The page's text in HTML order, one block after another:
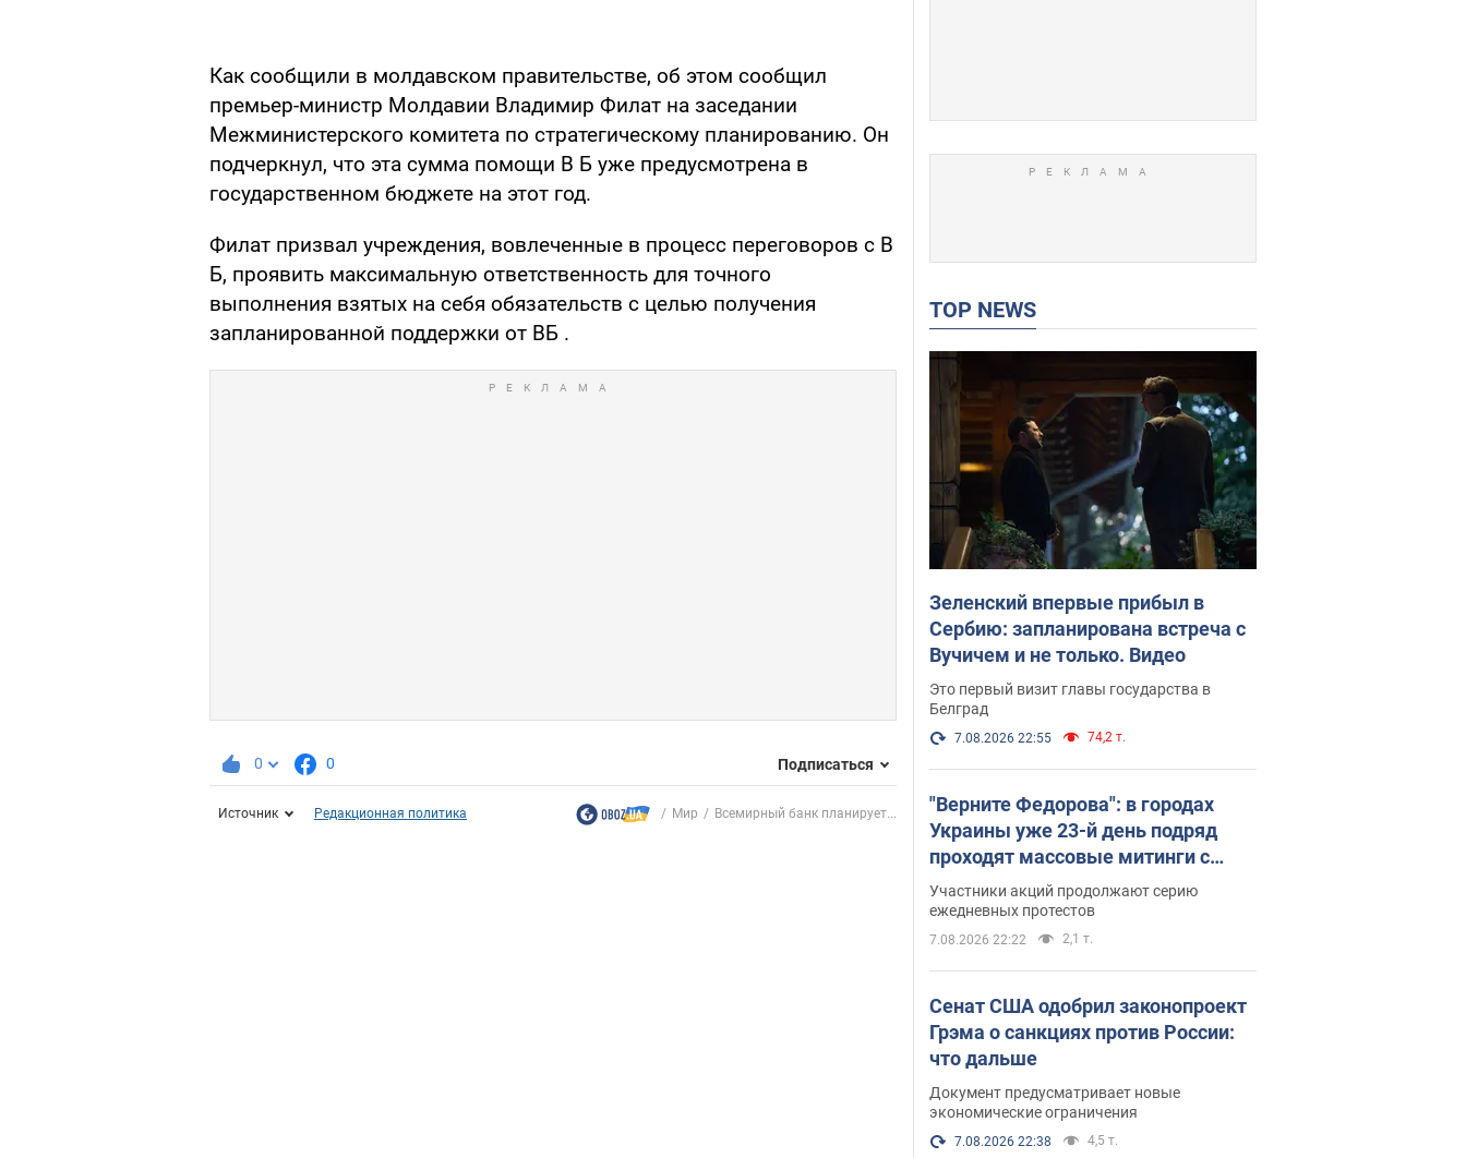
Как сообщили в молдавском правительстве, об этом сообщил
премьер-министр Молдавии Владимир Филат на заседании
Межминистерского комитета по стратегическому планированию. Он
подчеркнул, что эта сумма помощи В Б уже предусмотрена в
государственном бюджете на этот год.
Филат призвал учреждения, вовлеченные в процесс переговоров с В
Б, проявить максимальную ответственность для точного
выполнения взятых на себя обязательств с целью получения
запланированной поддержки от ВБ .
0 0 Подписаться
Источник Редакционная политика Мир Всемирный банк планирует...
TOP NEWS
Зеленский впервые прибыл в
Сербию: запланирована встреча с
Вучичем и не только. Видео
Это первый визит главы государства в
Белград
7.08.2026 22:55 74,2 т.
"Верните Федорова": в городах
Украины уже 23-й день подряд
проходят массовые митинги с
плакатами. Фото и видео
Участники акций продолжают серию
ежедневных протестов
7.08.2026 22:22 2,1 т.
Сенат США одобрил законопроект
Грэма о санкциях против России:
что дальше
Документ предусматривает новые
экономические ограничения
7.08.2026 22:38 4,5 т.